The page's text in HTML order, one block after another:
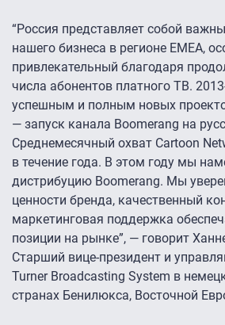
“Россия представляет собой
нашего бизнеса в регионе EMEA,
привлекательный благодаря
числа абонентов платного ТВ.
успешным и полным новых
— запуск канала Boomerang на
Среднемесячный охват Cartoon
в течение года. В этом году мы
дистрибуцию Boomerang. Мы
ценности бренда, качественный
маркетинговая поддержка
позиции на рынке”, — говорит
Старший вице-президент и
Turner Broadcasting System в
странах Бенилюкса, Восточной